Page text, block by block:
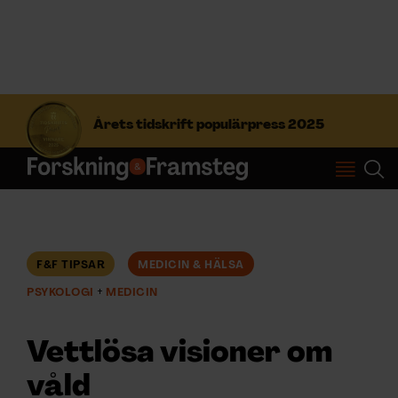
Årets tidskrift populärpress 2025
S
f
t
Prenumerera
ÄMNEN
F&F TIPSAR MEDICIN & HÄLSA
PSYKOLOGI MEDICIN
Vettlösa visioner om
våld